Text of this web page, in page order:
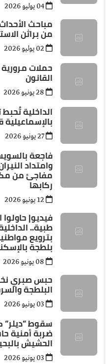
من براثن
حملات
القانون
بالإسماعيلية قيمتها
27 يونيو 2026
فاجعة
وامتداد
مفاجئ من
ركابها
فيديو|
طبية..
بترويع
بلطجة
البلطجة
ضربة أمنية
الحشيش